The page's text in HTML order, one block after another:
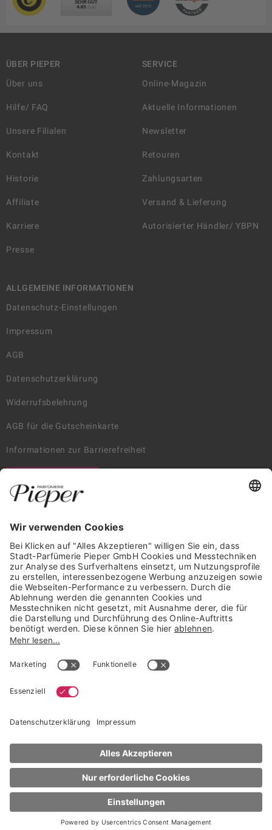
ÜBER PIEPER
Über uns
Hilfe/ FAQ
Unsere Filialen
Kontakt
Historie
Affiliate
Karriere
Presse
SERVICE
Online-Magazin
Aktuelle Informationen
Newsletter
Retouren
Zahlungsarten
Versand & Lieferung
Autorisierter Händler/ YBPN
ALLGEMEINE INFORMATIONEN
Datenschutz-Einstellungen
Impressum
AGB
Datenschutzerklärung
Widerrufsbelehrung
AGB für die Gutscheinkarte
Informationen zur Barrierefreiheit
Trusted Shops Mitglied seit 2010
* unverbindliche Preisempfehlung der Verbundgruppe beauty alliance
NACH OBEN